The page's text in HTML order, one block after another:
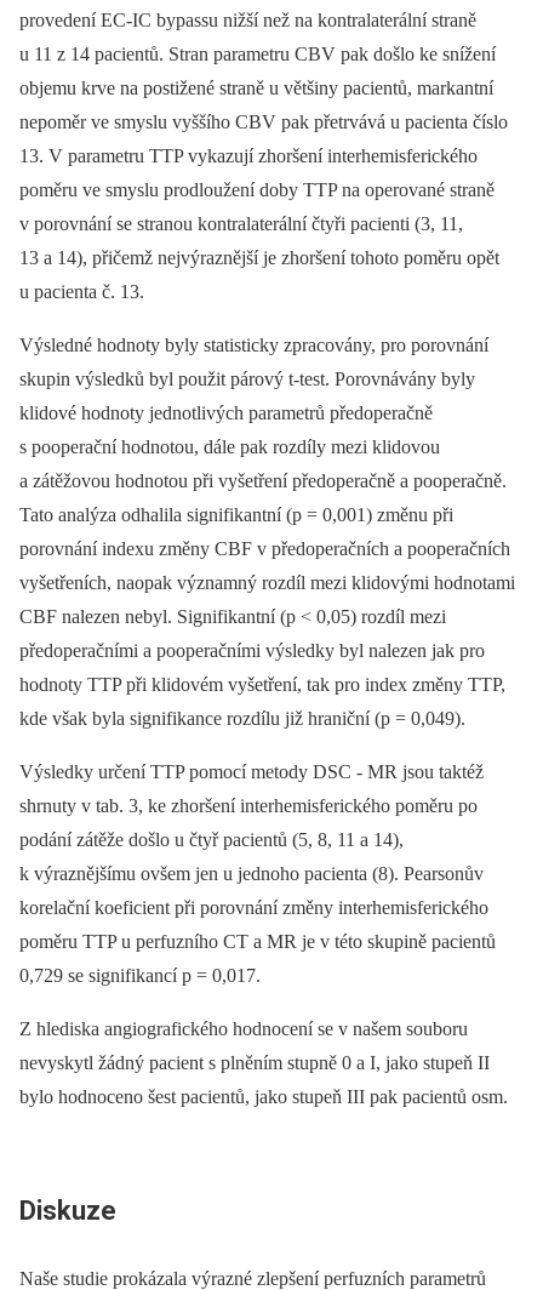
provedení EC‑IC bypassu nižší než na kontralaterální straně
u 11 z 14 pacientů. Stran parametru CBV pak došlo ke snížení
objemu krve na postižené straně u většiny pacientů, markantní
nepoměr ve smyslu vyššího CBV pak přetrvává u pacienta číslo
13. V parametru TTP vykazují zhoršení interhemisferického
poměru ve smyslu prodloužení doby TTP na operované straně
v porovnání se stranou kontralaterální čtyři pacienti (3, 11,
13 a 14), přičemž nejvýraznější je zhoršení tohoto poměru opět
u pacienta č. 13.
Výsledné hodnoty byly statisticky zpracovány, pro porovnání
skupin výsledků byl použit párový t‑test. Porovnávány byly
klidové hodnoty jednotlivých parametrů předoperačně
s pooperační hodnotou, dále pak rozdíly mezi klidovou
a zátěžovou hodnotou při vyšetření předoperačně a pooperačně.
Tato analýza odhalila signifikantní (p = 0,001) změnu při
porovnání indexu změny CBF v předoperačních a pooperačních
vyšetřeních, naopak významný rozdíl mezi klidovými hodnotami
CBF nalezen nebyl. Signifikantní (p < 0,05) rozdíl mezi
předoperačními a pooperačními výsledky byl nalezen jak pro
hodnoty TTP při klidovém vyšetření, tak pro index změny TTP,
kde však byla signifikance rozdílu již hraniční (p = 0,049).
Výsledky určení TTP pomocí metody DSC -⁠ MR jsou taktéž
shrnuty v tab. 3, ke zhoršení interhemisferického poměru po
podání zátěže došlo u čtyř pacientů (5, 8, 11 a 14),
k výraznějšímu ovšem jen u jednoho pacienta (8). Pearsonův
korelační koeficient při porovnání změny interhemisferického
poměru TTP u perfuzního CT a MR je v této skupině pacientů
0,729 se signifikancí p = 0,017.
Z hlediska angiografického hodnocení se v našem souboru
nevyskytl žádný pacient s plněním stupně 0 a I, jako stupeň II
bylo hodnoceno šest pacientů, jako stupeň III pak pacientů osm.
Diskuze
Naše studie prokázala výrazné zlepšení perfuzních parametrů